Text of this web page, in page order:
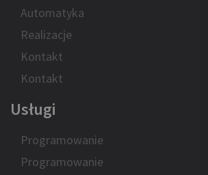
Automatyka
Realizacje
Kontakt
Kontakt
Usługi
Programowanie
Programowanie